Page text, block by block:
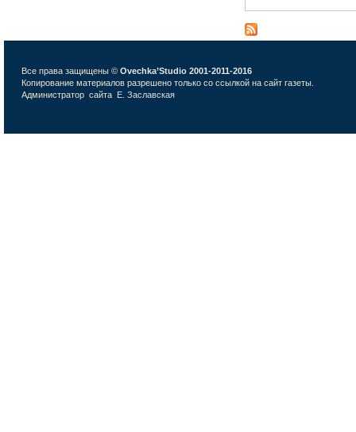
Все права защищены © Ovechka’Studio 2001-2011-2016
Копирование материалов разрешено только со ссылкой на сайт газеты.
Администратор сайта Е. Заславская